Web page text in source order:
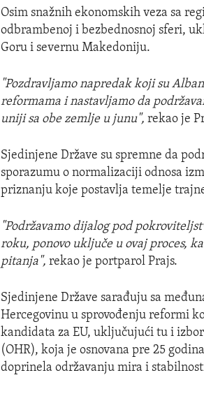
Osim snažnih ekonomskih veza sa
odbrambenoj i bezbednosnoj sferi,
Goru i severnu Makedoniju.
"Pozdravljamo napredak koji su
reformama i nastavljamo da
uniji sa obe zemlje u junu", rekao je
Sjedinjene Države su spremne da
sporazumu o normalizaciji odnosa
priznanju koje postavlja temelje
"Podržavamo dijalog pod
roku, ponovo uključe u ovaj proces,
pitanja", rekao je portparol Prajs.
Sjedinjene Države sarađuju sa
Hercegovinu u sprovođenju reformi
kandidata za EU, uključujući tu i
(OHR), koja je osnovana pre 25
doprinela održavanju mira i